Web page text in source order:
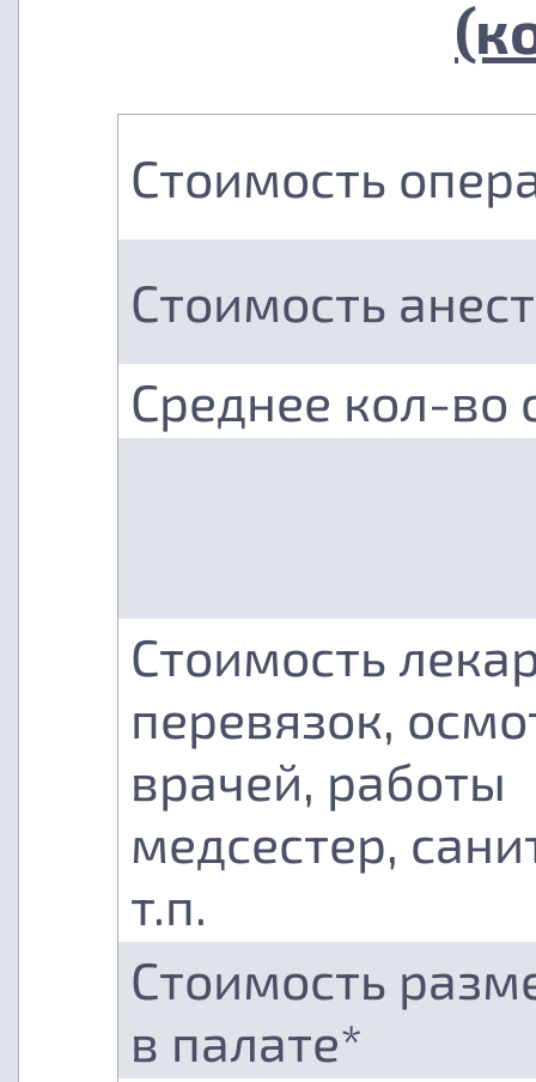
Стоимость
Стоимость
Среднее кол-во
Стоимость
перевязок,
врачей, работы
медсестер,
т.п.
Стоимость
в палате*